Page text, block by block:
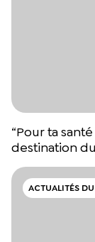
“Pour ta
destination
ACTUALITÉS